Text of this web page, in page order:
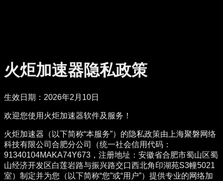
火炬加速器隐私政策
生效日期：2026年2月10日
欢迎您使用火炬加速器软件及服务！
火炬加速器（以下简称“本服务”）的隐私政策由上海聚磐网络
科技有限公司合肥分公司（统一社会信用代码：
91340104MAKA74Y673，注册地址：安徽省合肥市蜀山区蜀
山经济开发区白莲岩路与振兴路交口西北角印湖苑S3幢5021
室）制定并为您（以下简称“您”或“用户”）提供专业的网络加